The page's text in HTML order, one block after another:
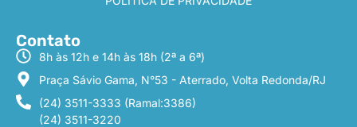
Contato
8h às 12h e 14h às 18h (2ª a 6ª)
Praça Sávio Gama, N°53 - Aterrado, Volta Redonda/RJ
(24) 3511-3333 (Ramal:3386)
(24) 3511-3220